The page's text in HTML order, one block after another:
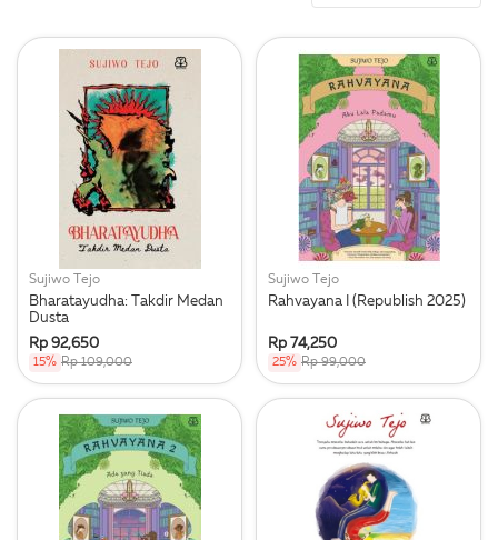
Sujiwo Tejo
Bharatayudha: Takdir Medan
Dusta
Rp 92,650
15% Rp 109,000
Sujiwo Tejo
Rahvayana I (Republish 2025)
Rp 74,250
25% Rp 99,000